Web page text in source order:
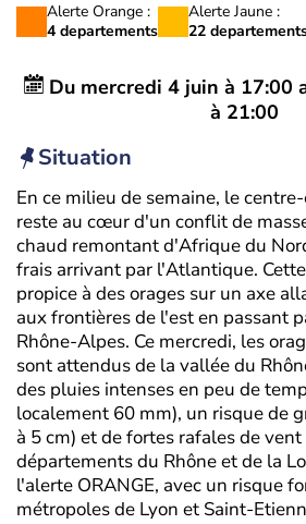
Alerte Orange :
4 departements
Alerte Jaune :
22
Du mercredi 4 juin à 17:00
à 21:00
Situation
En ce milieu de semaine, le
reste au cœur d'un conflit de
chaud remontant d'Afrique du
frais arrivant par l'Atlantique.
propice à des orages sur un axe
aux frontières de l'est en passant
Rhône-Alpes. Ce mercredi, les
sont attendus de la vallée du
des pluies intenses en peu de
localement 60 mm), un risque de
à 5 cm) et de fortes rafales de
départements du Rhône et de la
l'alerte ORANGE, avec un risque
métropoles de Lyon et Saint-